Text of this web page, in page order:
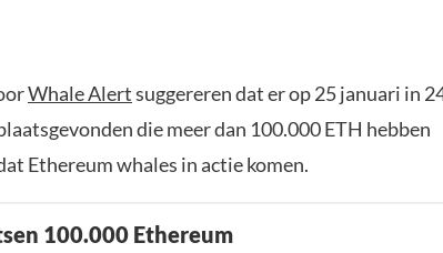
Whale Alertsuggereren dat er op 25 januari in
die meer dan 100.000 ETH hebben
Ethereum whales in actie komen.
100.000 Ethereum